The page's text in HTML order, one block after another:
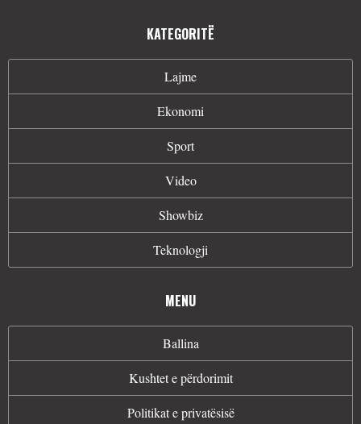
KATEGORITË
Lajme
Ekonomi
Sport
Video
Showbiz
Teknologji
MENU
Ballina
Kushtet e përdorimit
Politikat e privatësisë